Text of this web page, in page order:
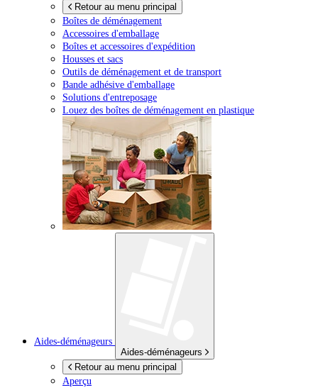
Retour au menu principal
Boîtes de déménagement
Accessoires d'emballage
Boîtes et accessoires d'expédition
Housses et sacs
Outils de déménagement et de transport
Bande adhésive d'emballage
Solutions d'entreposage
Louez des boîtes de déménagement en plastique
Aides-déménageurs
Aides-déménageurs
Retour au menu principal
Aperçu